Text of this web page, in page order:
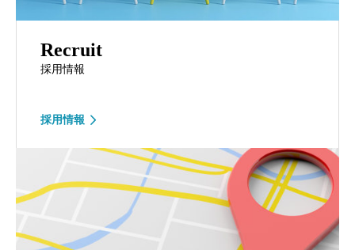
Recruit
採用情報
採用情報